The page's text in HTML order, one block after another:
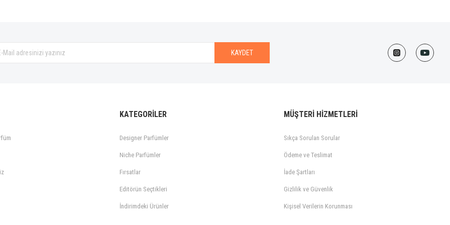
KAYDET
KATEGORİLER
Designer Parfümler
Niche Parfümler
Fırsatlar
Editörün Seçtikleri
İndirimdeki Ürünler
MÜŞTERİ HİZMETLERİ
Sıkça Sorulan Sorular
Ödeme ve Teslimat
İade Şartları
Gizlilik ve Güvenlik
Kişisel Verilerin Korunması